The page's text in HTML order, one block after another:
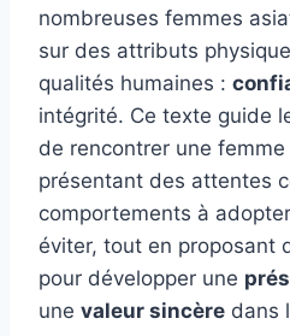
nombreuses femmes
sur des attributs
qualités humaines :
intégrité. Ce texte guide
de rencontrer une
présentant des attentes
comportements à
éviter, tout en proposant
pour développer une
une valeur sincère dans